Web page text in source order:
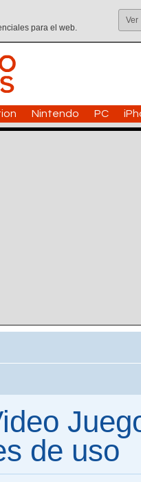
para el web.
Ver
Nintendo PC
de uso